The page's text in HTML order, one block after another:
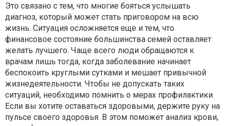
Это связано с тем, что многие бояться услышать
диагноз, который может стать приговором на всю
жизнь. Ситуация осложняется еще и тем, что
финансовое состояние большинства семей оставляет
желать лучшего. Чаще всего люди обращаются к
врачам лишь тогда, когда заболевание начинает
беспокоить круглыми сутками и мешает привычной
жизнедеятельности. Чтобы не допускать таких
ситуаций, необходимо помнить о мерах профилактики.
Если вы хотите оставаться здоровыми, держите руку на
пульсе своего здоровья. В этом поможет анализ крови,